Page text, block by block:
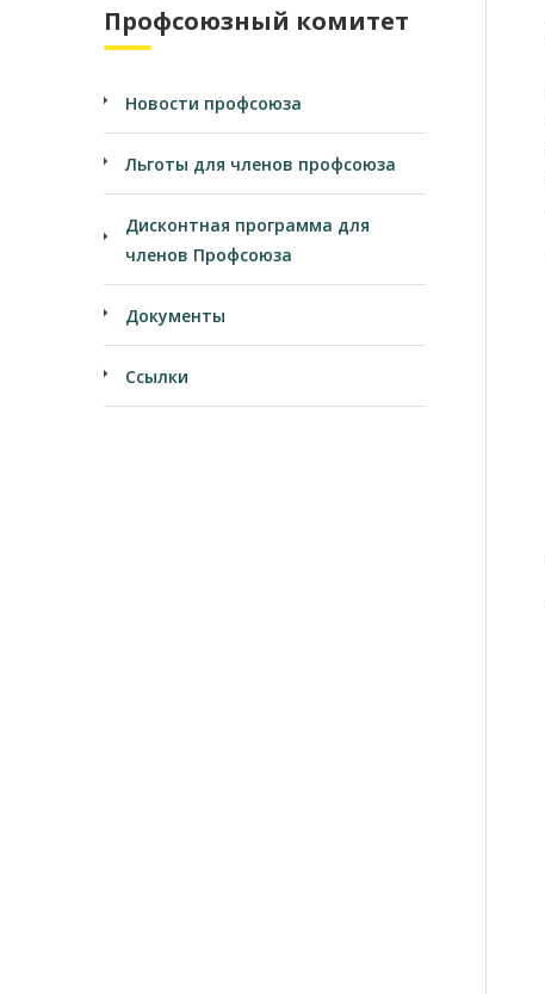
Профсоюзный комитет
Новости профсоюза
Льготы для членов профсоюза
Дисконтная программа для
членов Профсоюза
Документы
Ссылки